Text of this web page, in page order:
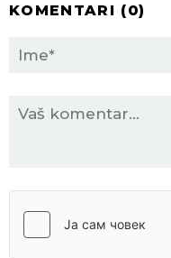
KOMENTARI (0)